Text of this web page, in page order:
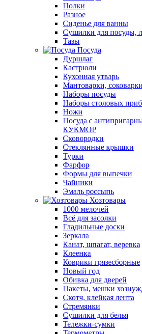
Полки
Разное
Сиденье для ванны
Сушилки для посуды,
Тазы
Посуда
Дуршлаг
Кастрюли
Кухонная утварь
Мантоварки, соковарки
Наборы посуды
Наборы столовых
Ножи
Посуда с
КУКМОР
Сковородки
Стеклянные крышки
Турки
Фарфор
Формы для выпечки
Чайники
Эмаль россыпь
Хозтовары
1000 мелочей
Всё для засолки
Гладильные доски
Зеркала
Канат, шпагат, веревка
Клеенка
Коврики грязесборные
Новый год
Обивка для дверей
Пакеты, мешки
Скотч, клейкая лента
Стремянки
Сушилки для белья
Тележки-сумки